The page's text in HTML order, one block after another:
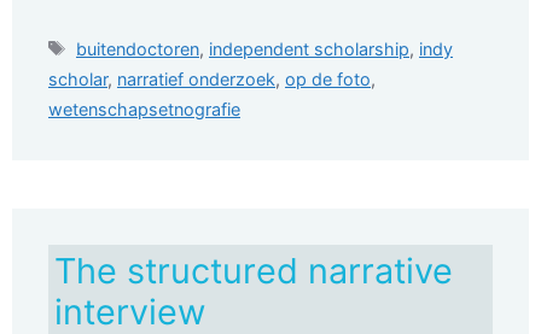
Tags
buitendoctoren, independent scholarship, indy
scholar, narratief onderzoek, op de foto,
wetenschapsetnografie
The structured narrative
interview